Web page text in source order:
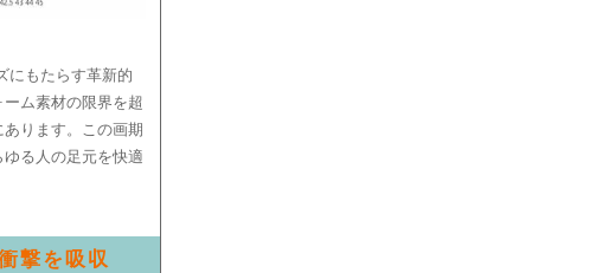
にもたらす革新的
ム素材の限界を超
ります。この画期
る人の足元を快適
撃を吸収